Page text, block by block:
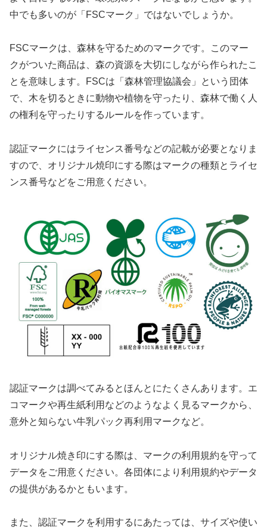
中でも多いのが「FSCマーク」ではないでしょうか。
FSCマークは、森林を守るためのマークです。このマー
クがついた商品は、森の資源を大切にしながら作られたこ
とを意味します。FSCは「森林管理協議会」という団体
で、木を切るときに動物や植物を守ったり、森林で働く人
の権利を守ったりするルールを作っています。
認証マークにはライセンス番号などの記載が必要となりま
すので、オリジナル焼印にする際はマークの種類とライセ
ンス番号などをご用意ください。
認証マークは調べてみるとほんとにたくさんあります。エ
コマークや再生紙利用などのようなよく見るマークから、
意外と知らない牛乳パック再利用マークなど。
オリジナル焼き印にする際は、マークの利用規約を守って
データをご用意ください。各団体により利用規約やデータ
の提供があるかともいます。
また、認証マークを利用するにあたっては、サイズや使い